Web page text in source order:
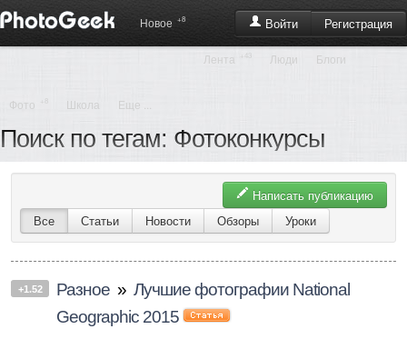
Войти Регистрация
Новое +8
Лента +43 Люди Блоги
Фото Школа Еще ...
Поиск по тегам: Фотоконкурсы
Написать публикацию
Все
Статьи Новости Обзоры Уроки
+1.52 Разное » Лучшие фотографии National
Geographic 2015